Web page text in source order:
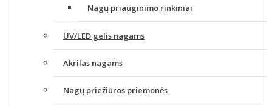
Nagų priauginimo rinkiniai
UV/LED gelis nagams
Akrilas nagams
Nagų priežiūros priemonės